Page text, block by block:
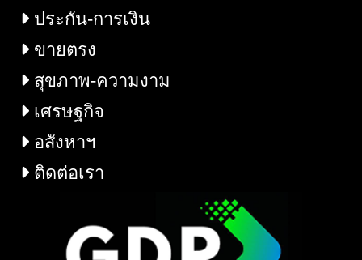
ประกัน-การเงิน
ขายตรง
สุขภาพ-ความงาม
เศรษฐกิจ
อสังหาฯ
ติดต่อเรา